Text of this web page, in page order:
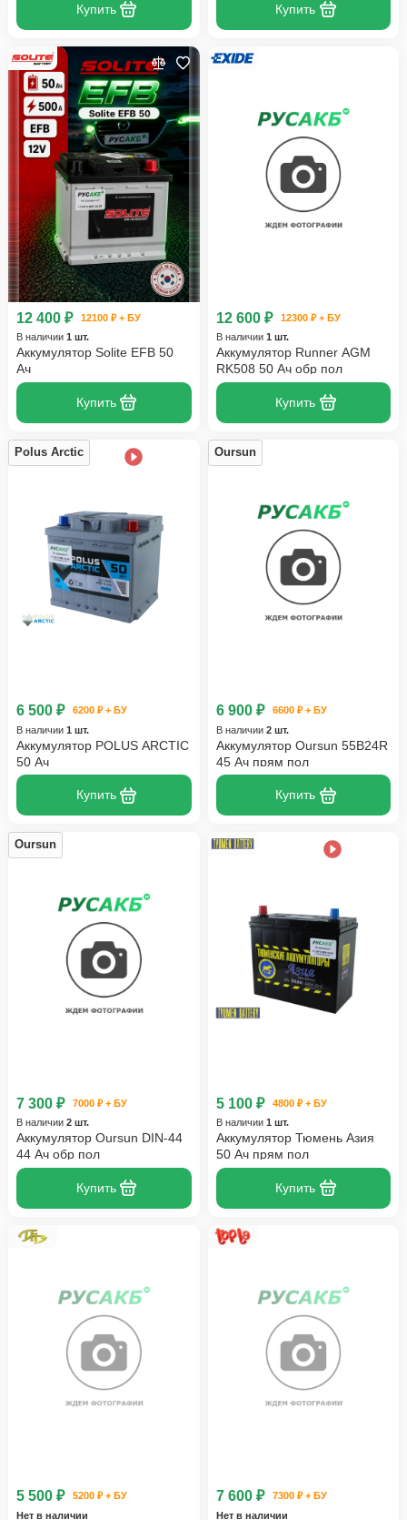
Купить Купить
12 400 ₽
12100 ₽ + БУ
В наличии 1 шт.
Аккумулятор Solite EFB 50
Ач
Купить
12 600 ₽
12300 ₽ + БУ
В наличии 1 шт.
Аккумулятор Runner AGM
RK508 50 Ач обр пол
Купить
Polus Arctic
6 500 ₽
6200 ₽ + БУ
В наличии 1 шт.
Аккумулятор POLUS ARCTIC
50 Ач
Купить
Oursun
6 900 ₽
6600 ₽ + БУ
В наличии 2 шт.
Аккумулятор Oursun 55B24R
45 Ач прям пол
Купить
Oursun
7 300 ₽
7000 ₽ + БУ
В наличии 2 шт.
Аккумулятор Oursun DIN-44
44 Ач обр пол
Купить
5 100 ₽
4800 ₽ + БУ
В наличии 1 шт.
Аккумулятор Тюмень Азия
50 Ач прям пол
Купить
5 500 ₽
5200 ₽ + БУ
Нет в наличии
7 600 ₽
7300 ₽ + БУ
Нет в наличии